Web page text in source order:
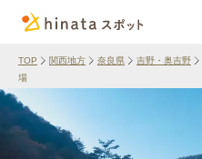
TOP 関西地方 奈良県 吉野・奥吉野
場